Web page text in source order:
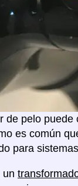
de pelo puede
es común
para
un